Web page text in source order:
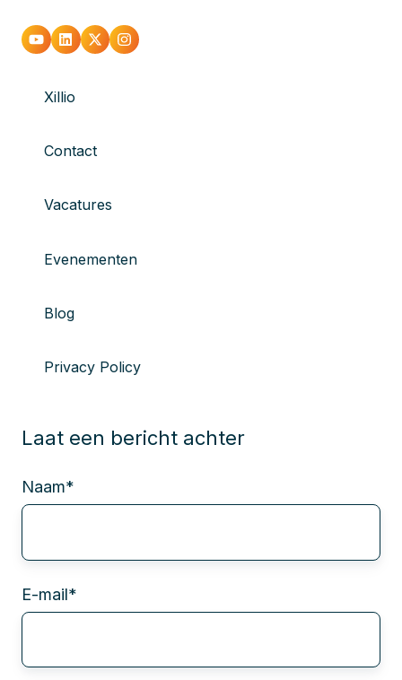
Xillio
Contact
Vacatures
Evenementen
Blog
Privacy Policy
Laat een bericht achter
Naam*
E-mail*